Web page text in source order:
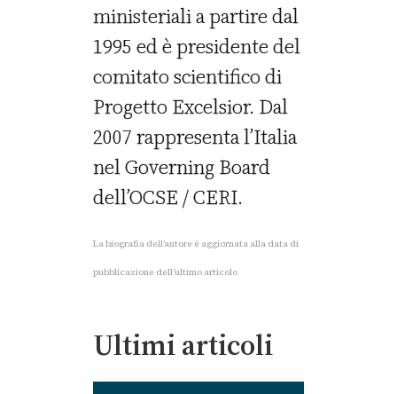
ministeriali a partire dal
1995 ed è presidente del
comitato scientifico di
Progetto Excelsior. Dal
2007 rappresenta l’Italia
nel Governing Board
dell’OCSE / CERI.
La biografia dell’autore è aggiornata alla data di
pubblicazione dell’ultimo articolo
Ultimi articoli